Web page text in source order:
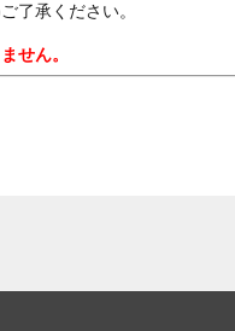
了承ください。
せん。